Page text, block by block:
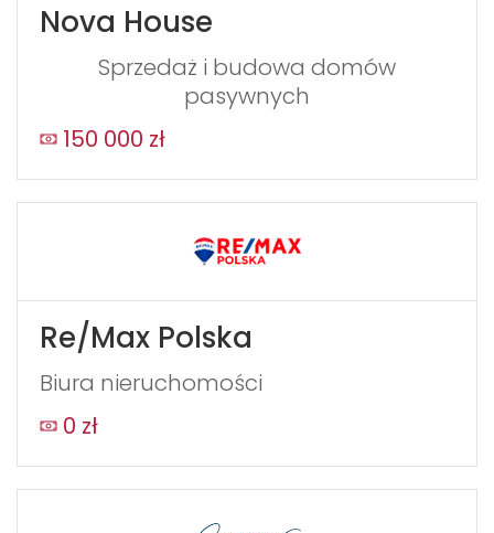
Nova House
Sprzedaż i budowa domów
pasywnych
150 000 zł
Re/Max Polska
Biura nieruchomości
0 zł